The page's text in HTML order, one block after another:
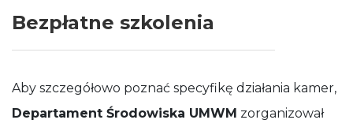
Bezpłatne szkolenia
Aby szczegółowo poznać specyfikę działania kamer,
Departament Środowiska UMWM zorganizował